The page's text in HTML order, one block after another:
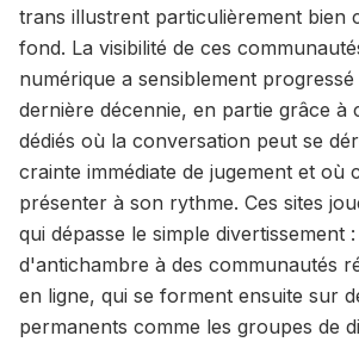
trans illustrent particulièrement bien
fond. La visibilité de ces
numérique a sensiblement
dernière décennie, en partie grâce à
dédiés où la conversation peut se
crainte immédiate de jugement et où
présenter à son rythme. Ces sites
qui dépasse le simple divertissement
d'antichambre à des communautés
en ligne, qui se forment ensuite sur
permanents comme les groupes de